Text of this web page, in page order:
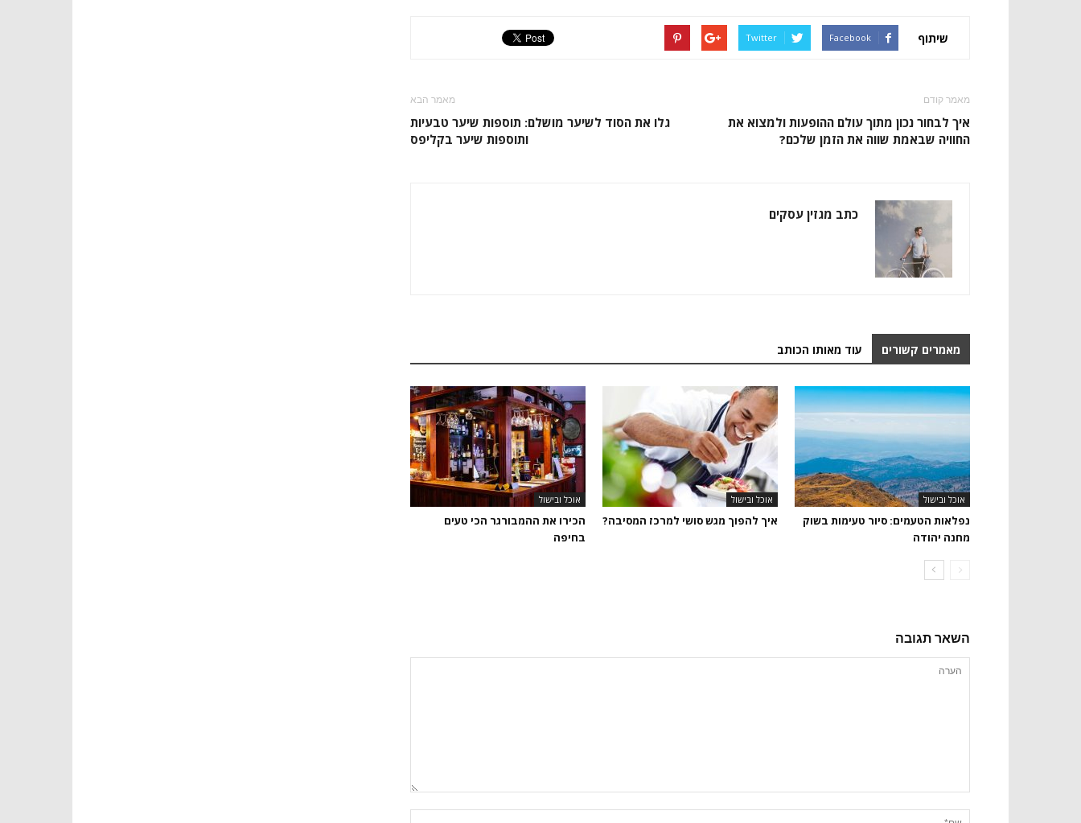
שיתוף Facebook
Twitter
מאמר קודם
איך לבחור נכון מתוך עולם ההופעות ולמצוא את
החוויה שבאמת שווה את הזמן שלכם?
מאמר הבא
גלו את הסוד לשיער מושלם: תוספות שיער טבעיות
ותוספות שיער בקליפס
כתב מגזין עסקים
מאמרים קשורים עוד מאותו הכותב
אוכל ובישול
נפלאות הטעמים: סיור טעימות בשוק
מחנה יהודה
אוכל ובישול
איך להפוך מגש סושי למרכז המסיבה?
אוכל ובישול
הכירו את ההמבורגר הכי טעים
בחיפה
השאר תגובה